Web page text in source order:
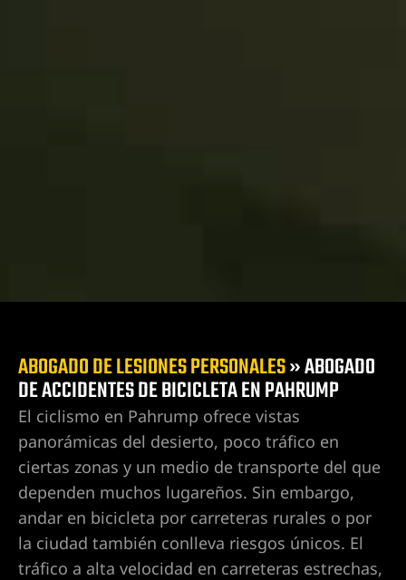
y
por
ABOGADO DE LESIONES PERSONALES»ABOGADO
DE ACCIDENTES DE BICICLETA EN PAHRUMP
El ciclismo en Pahrump ofrece vistas
panorámicas del desierto, poco tráfico en
ciertas zonas y un medio de transporte del que
dependen muchos lugareños. Sin embargo,
andar en bicicleta por carreteras rurales o por
la ciudad también conlleva riesgos únicos. El
tráfico a alta velocidad en carreteras estrechas,
en
en